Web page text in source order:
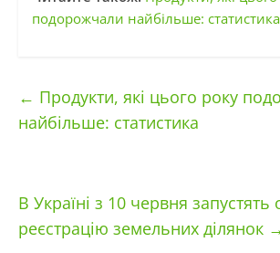
подорожчали найбільше: статистика
← Продукти, які цього року
найбільше: статистика
В Україні з 10 червня запустять
реєстрацію земельних ділянок